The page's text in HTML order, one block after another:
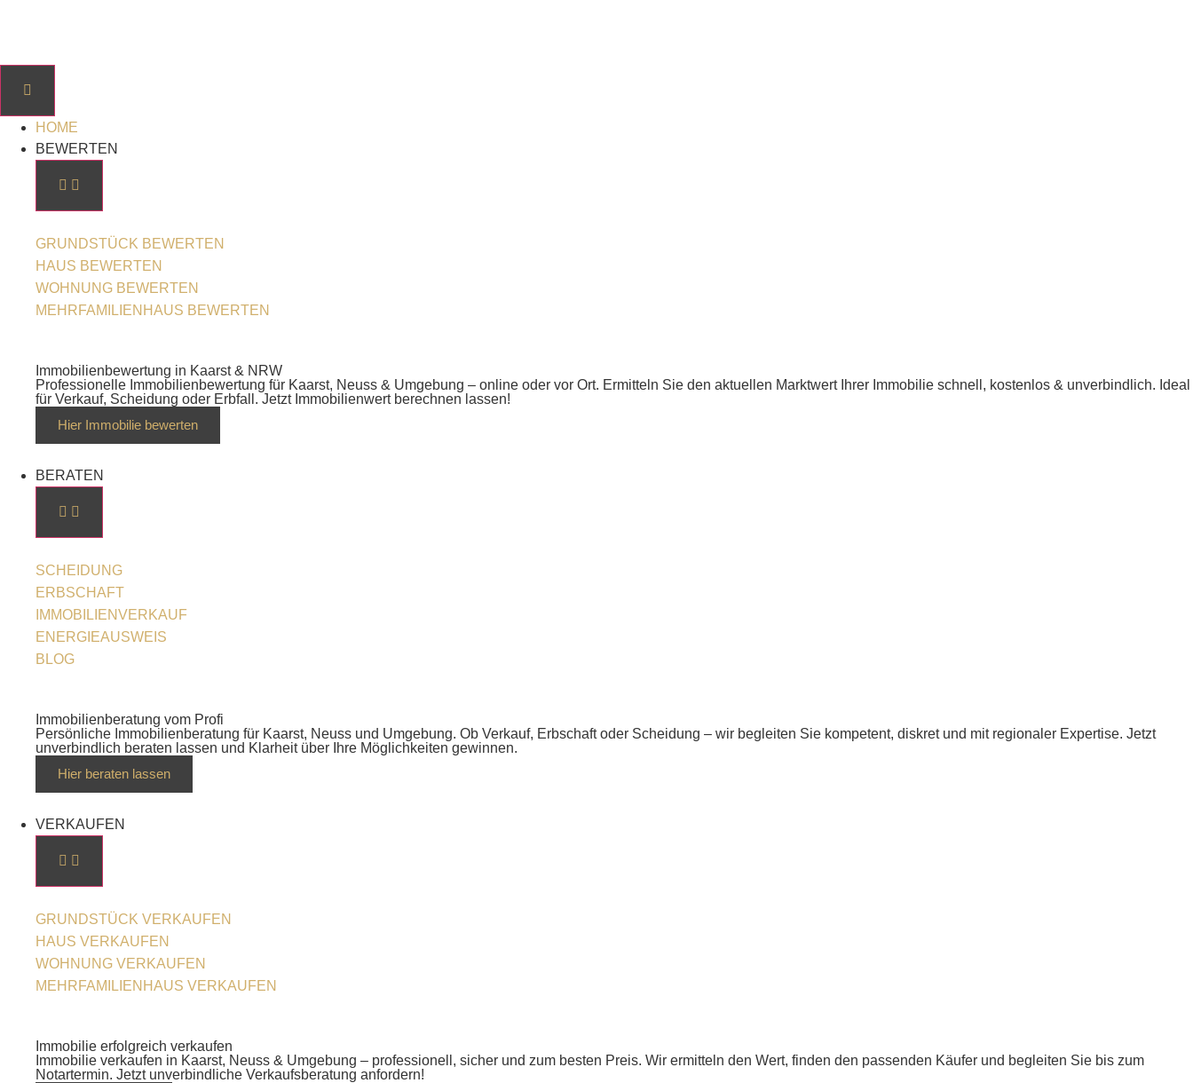
HOME
BEWERTEN
GRUNDSTÜCK BEWERTEN
HAUS BEWERTEN
WOHNUNG BEWERTEN
MEHRFAMILIENHAUS BEWERTEN
Immobilienbewertung in Kaarst & NRW
Professionelle Immobilienbewertung für Kaarst, Neuss & Umgebung – online oder vor Ort. Ermitteln Sie den aktuellen Marktwert Ihrer Immobilie schnell, kostenlos & unverbindlich. Ideal
für Verkauf, Scheidung oder Erbfall. Jetzt Immobilienwert berechnen lassen!
Hier Immobilie bewerten
BERATEN
SCHEIDUNG
ERBSCHAFT
IMMOBILIENVERKAUF
ENERGIEAUSWEIS
BLOG
Immobilienberatung vom Profi
Persönliche Immobilienberatung für Kaarst, Neuss und Umgebung. Ob Verkauf, Erbschaft oder Scheidung – wir begleiten Sie kompetent, diskret und mit regionaler Expertise. Jetzt
unverbindlich beraten lassen und Klarheit über Ihre Möglichkeiten gewinnen.
Hier beraten lassen
VERKAUFEN
GRUNDSTÜCK VERKAUFEN
HAUS VERKAUFEN
WOHNUNG VERKAUFEN
MEHRFAMILIENHAUS VERKAUFEN
Immobilie erfolgreich verkaufen
Immobilie verkaufen in Kaarst, Neuss & Umgebung – professionell, sicher und zum besten Preis. Wir ermitteln den Wert, finden den passenden Käufer und begleiten Sie bis zum
Notartermin. Jetzt unverbindliche Verkaufsberatung anfordern!